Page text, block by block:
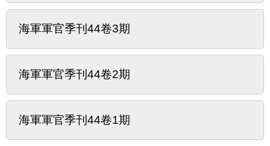
海軍軍官季刊44卷3期
海軍軍官季刊44卷2期
海軍軍官季刊44卷1期